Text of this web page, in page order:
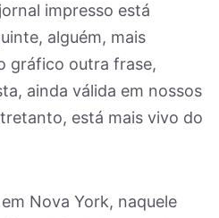
impresso está
alguém, mais
gráfico outra frase,
ainda válida em nossos
está mais vivo do
Nova York, naquele